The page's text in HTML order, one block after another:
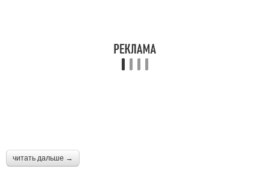
читать дальше →